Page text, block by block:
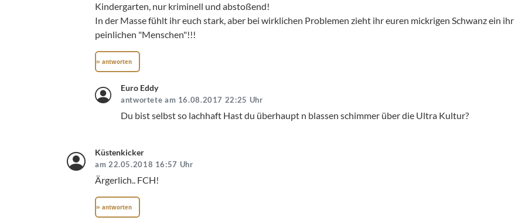
Kindergarten, nur kriminell und abstoßend!
In der Masse fühlt ihr euch stark, aber bei wirklichen Problemen zieht ihr euren mickrigen Schwanz ein ihr
peinlichen "Menschen"!!!
» antworten
Euro Eddy
antwortete am 16.08.2017 22:25 Uhr
Du bist selbst so lachhaft Hast du überhaupt n blassen schimmer über die Ultra Kultur?
Küstenkicker
am 22.05.2018 16:57 Uhr
Ärgerlich.. FCH!
» antworten